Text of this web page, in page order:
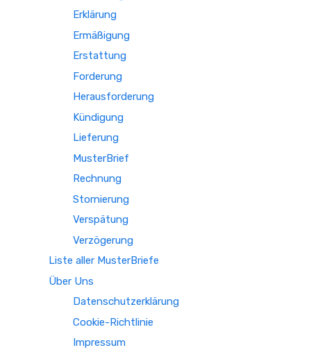
Erklärung
Ermäßigung
Erstattung
Forderung
Herausforderung
Kündigung
Lieferung
MusterBrief
Rechnung
Stornierung
Verspätung
Verzögerung
Liste aller MusterBriefe
Über Uns
Datenschutzerklärung
Cookie-Richtlinie
Impressum